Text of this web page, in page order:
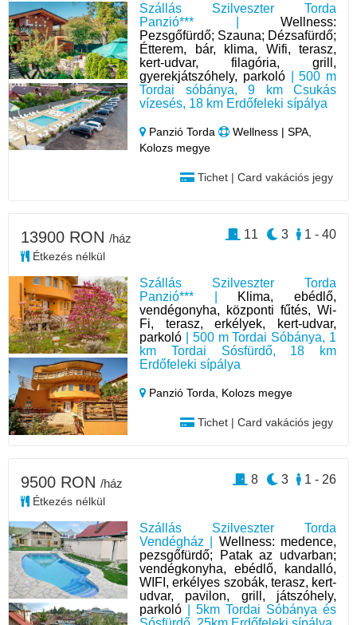
Szállás Szilveszter Torda
Panzió*** | Wellness:
Pezsgőfürdő; Szauna; Dézsafürdő;
Étterem, bár, klima, Wifi, terasz,
kert-udvar, filagória, grill,
gyerekjátszóhely, parkoló| 500 m
Tordai sóbánya, 9 km Csukás
vízesés, 18 km Erdőfeleki sípálya
Panzió Torda
Wellness | SPA,
Kolozs megye
Tichet | Card vakációs jegy
Szállás Szilveszter Torda
Panzió*** | Klima, ebédlő,
vendégonyha, központi fűtés, Wi-
Fi, terasz, erkélyek, kert-udvar,
parkoló | 500 m Tordai Sóbánya, 1
km Tordai Sósfürdő, 18 km
Erdőfeleki sípálya
Panzió Torda, Kolozs megye
Tichet | Card vakációs jegy
13900 RON /ház
Étkezés nélkül
1 - 40
3
11
Szállás Szilveszter Torda
Vendégház | Wellness: medence,
pezsgőfürdő; Patak az udvarban;
vendégkonyha, ebédlő, kandalló,
WIFI, erkélyes szobák, terasz, kert-
udvar, pavilon, grill, játszóhely,
parkoló | 5km Tordai Sóbánya és
9500 RON /ház
Étkezés nélkül
1 - 26
3
8